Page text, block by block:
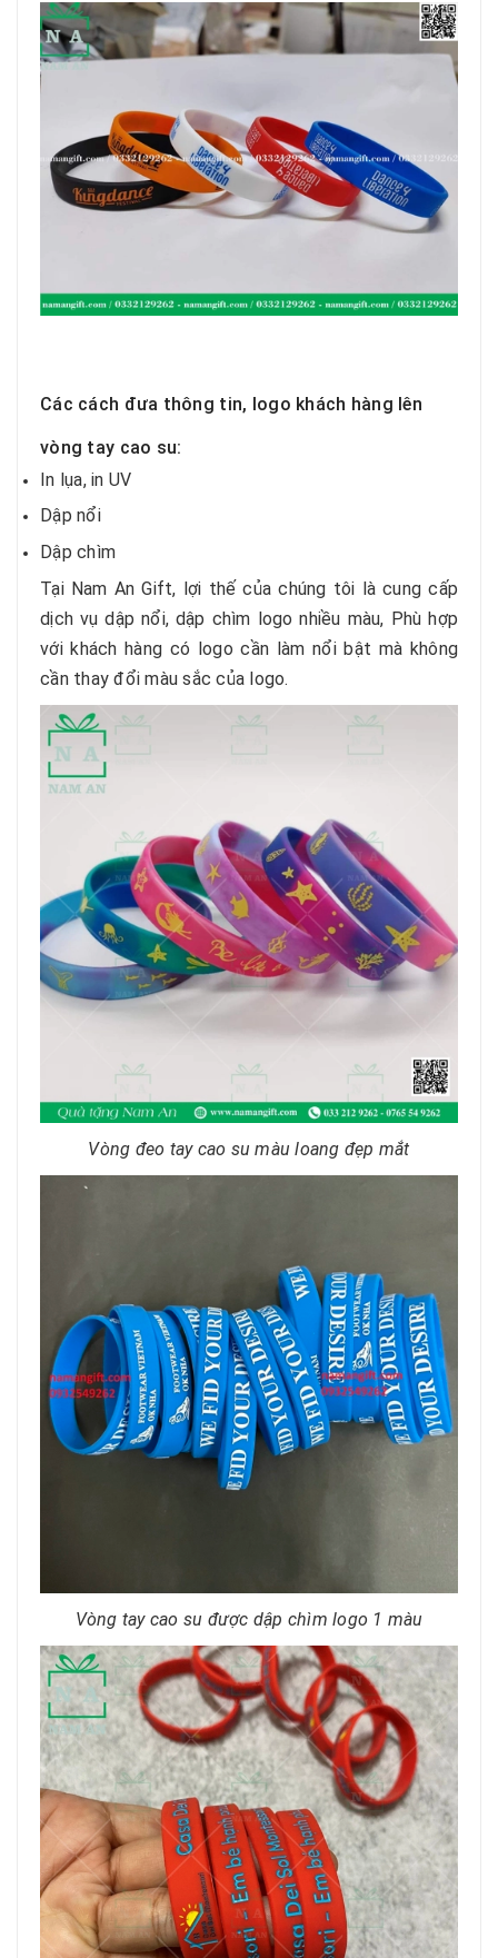
Các cách đưa thông tin, logo khách hàng lên
vòng tay cao su:
In lụa, in UV
Dập nổi
Dập chìm
Tại Nam An Gift, lợi thế của chúng tôi là cung cấp
dịch vụ dập nổi, dập chìm logo nhiều màu, Phù hợp
với khách hàng có logo cần làm nổi bật mà không
cần thay đổi màu sắc của logo.
Vòng đeo tay cao su màu loang đẹp mắt
Vòng tay cao su được dập chìm logo 1 màu